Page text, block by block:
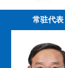
常驻代表